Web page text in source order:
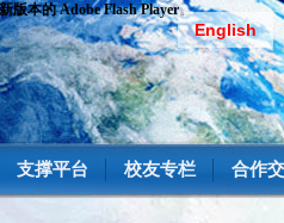
English
版本的 Adobe Flash Player。
支撑平台 校友专栏 合作